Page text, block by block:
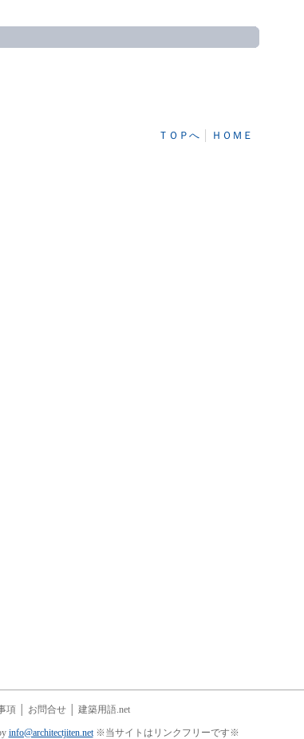
ＴＯＰへ│ ＨＯＭＥ
項 お問合せ 建築用語.net
info@architectjiten.net※当サイトはリンクフリーです※